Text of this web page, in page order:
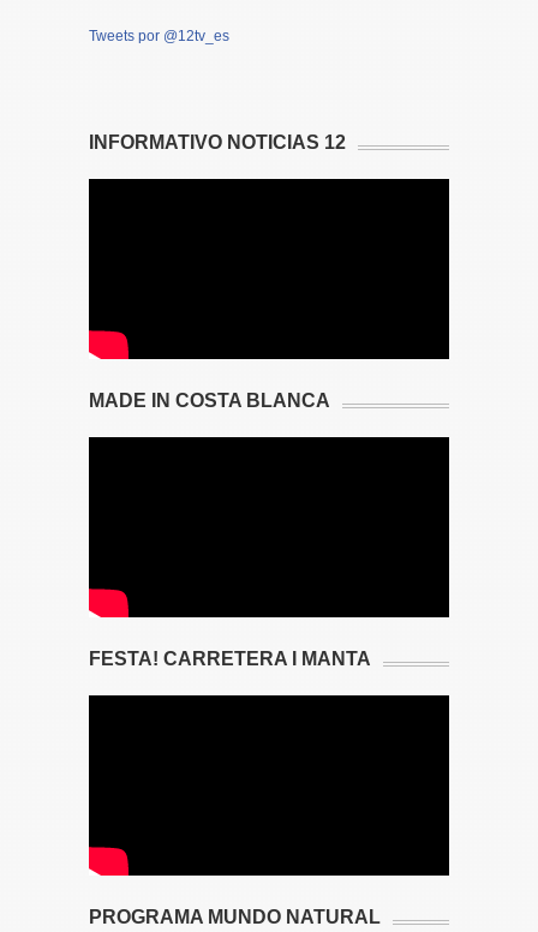
Tweets por @12tv_es
INFORMATIVO NOTICIAS 12
MADE IN COSTA BLANCA
FESTA! CARRETERA I MANTA
PROGRAMA MUNDO NATURAL